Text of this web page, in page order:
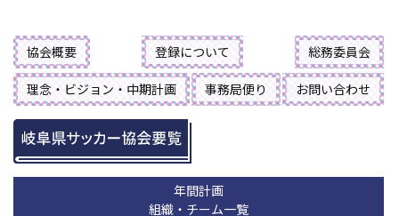
協会概要 登録について 総務委員会
理念・ビジョン・中期計画 事務局便り お問い合わせ
年間計画
組織・チーム一覧